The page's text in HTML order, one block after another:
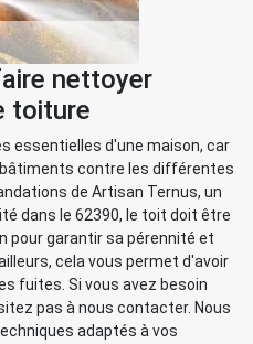
nettoyer
toiture
essentielles d'une maison, car
contre les différentes
de Artisan Ternus, un
dans le 62390, le toit doit être
pour garantir sa pérennité et
cela vous permet d'avoir
fuites. Si vous avez besoin
pas à nous contacter. Nous
adaptés à vos